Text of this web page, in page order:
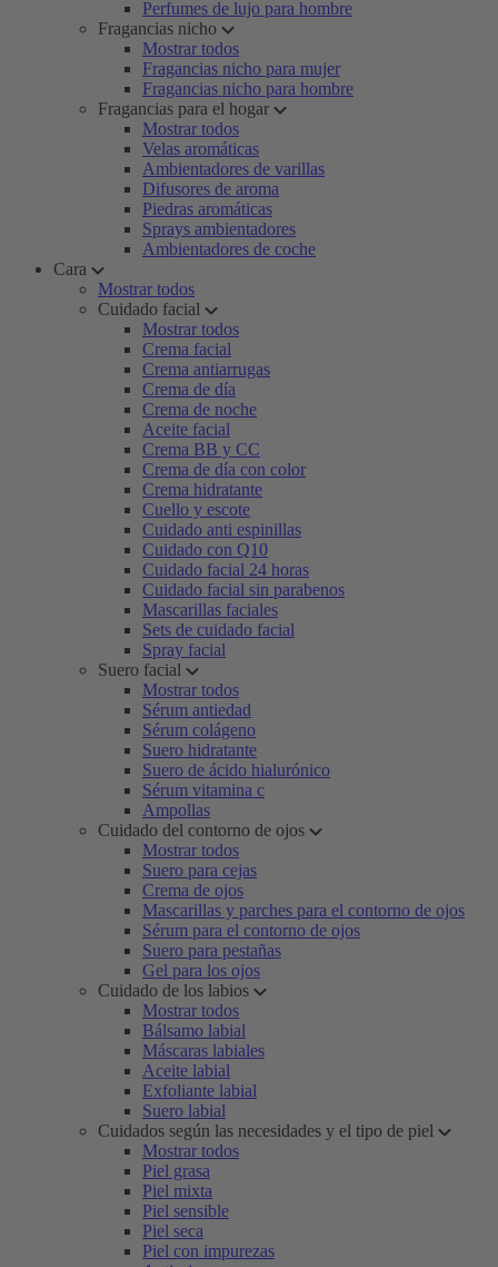
Perfumes de lujo para hombre
Fragancias nicho
Mostrar todos
Fragancias nicho para mujer
Fragancias nicho para hombre
Fragancias para el hogar
Mostrar todos
Velas aromáticas
Ambientadores de varillas
Difusores de aroma
Piedras aromáticas
Sprays ambientadores
Ambientadores de coche
Cara
Mostrar todos
Cuidado facial
Mostrar todos
Crema facial
Crema antiarrugas
Crema de día
Crema de noche
Aceite facial
Crema BB y CC
Crema de día con color
Crema hidratante
Cuello y escote
Cuidado anti espinillas
Cuidado con Q10
Cuidado facial 24 horas
Cuidado facial sin parabenos
Mascarillas faciales
Sets de cuidado facial
Spray facial
Suero facial
Mostrar todos
Sérum antiedad
Sérum colágeno
Suero hidratante
Suero de ácido hialurónico
Sérum vitamina c
Ampollas
Cuidado del contorno de ojos
Mostrar todos
Suero para cejas
Crema de ojos
Mascarillas y parches para el contorno de ojos
Sérum para el contorno de ojos
Suero para pestañas
Gel para los ojos
Cuidado de los labios
Mostrar todos
Bálsamo labial
Máscaras labiales
Aceite labial
Exfoliante labial
Suero labial
Cuidados según las necesidades y el tipo de piel
Mostrar todos
Piel grasa
Piel mixta
Piel sensible
Piel seca
Piel con impurezas